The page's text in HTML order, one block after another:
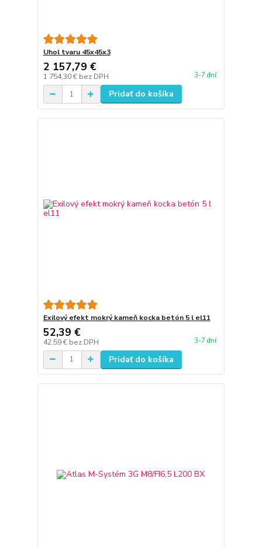
Uhol tvaru 45x45x3
2 157,79 €
1 754,30 € bez DPH 3-7 dní
Pridať do košíka
Exilový efekt mokrý kameň kocka betón 5 l el11
52,39 €
42,59 € bez DPH 3-7 dní
Pridať do košíka